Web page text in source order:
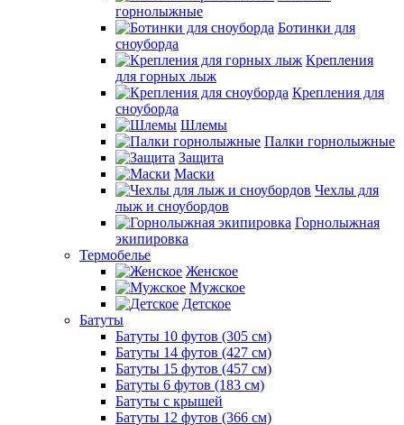
горнолыжные
Ботинки для
сноуборда
Крепления
для горных лыж
Крепления для
сноуборда
Шлемы
Палки горнолыжные
Защита
Маски
Чехлы для
лыж и сноубордов
Горнолыжная
экипировка
Термобелье
Женское
Мужское
Детское
Батуты
Батуты 10 футов (305 см)
Батуты 14 футов (427 см)
Батуты 15 футов (457 см)
Батуты 6 футов (183 см)
Батуты с крышей
Батуты 12 футов (366 см)